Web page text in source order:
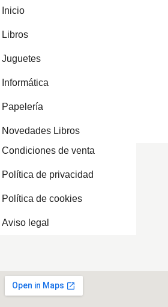
Inicio
Libros
Juguetes
Informática
Papelería
Novedades Libros
Condiciones de venta
Política de privacidad
Política de cookies
Aviso legal